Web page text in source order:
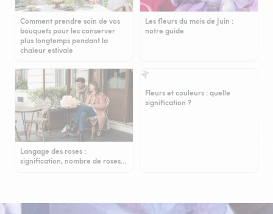
Comment prendre soin de vos
bouquets pour les conserver
plus longtemps pendant la
chaleur estivale
Les fleurs du mois de Juin :
notre guide
Langage des roses :
signification, nombre de roses…
Fleurs et couleurs : quelle
signification ?